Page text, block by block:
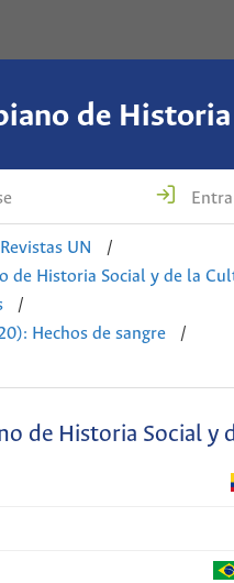
UN
/
de Historia Social y de la
/
Hechos de sangre
/
de Historia Social y